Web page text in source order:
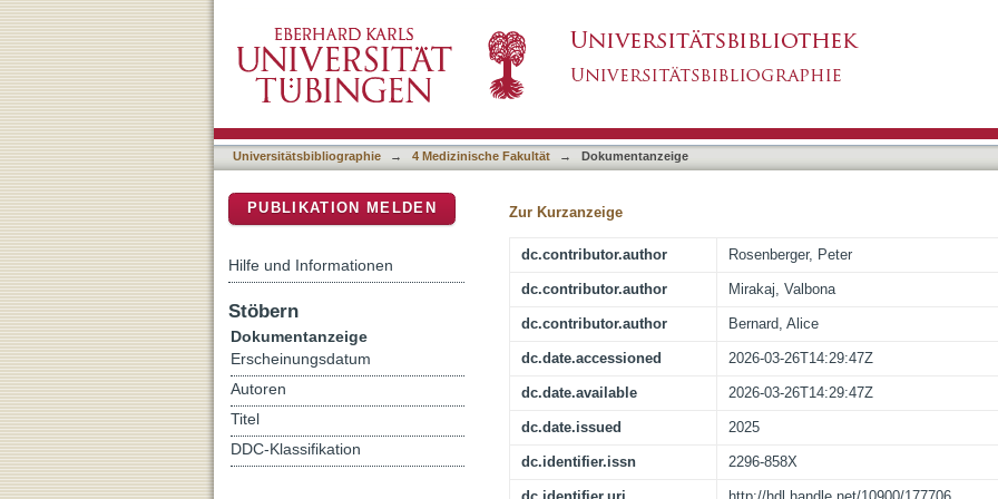
Impact of bleeding and thrombosis on outcome of 945 COVID-19 VV-
registry
Universitätsbibliographie → 4 Medizinische Fakultät → Dokumentanzeige
Zur Kurzanzeige
dc.contributor.author Rosenberger, Peter
dc.contributor.author Mirakaj, Valbona
dc.contributor.author Bernard, Alice
dc.date.accessioned 2026-03-26T14:29:47Z
dc.date.available 2026-03-26T14:29:47Z
dc.date.issued 2025
dc.identifier.issn 2296-858X
PUBLIKATION MELDEN
Hilfe und Informationen
Stöbern
Dokumentanzeige
Erscheinungsdatum
Autoren
Titel
DDC-Klassifikation